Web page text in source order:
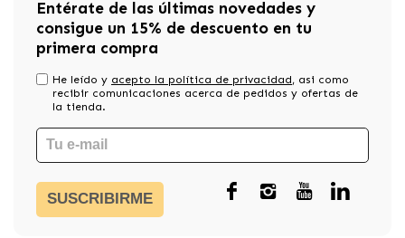
Entérate de las últimas novedades y
consigue un 15% de descuento en tu
primera compra
He leído y acepto la política de privacidad, asi como
recibir comunicaciones acerca de pedidos y ofertas de
la tienda.
SUSCRIBIRME